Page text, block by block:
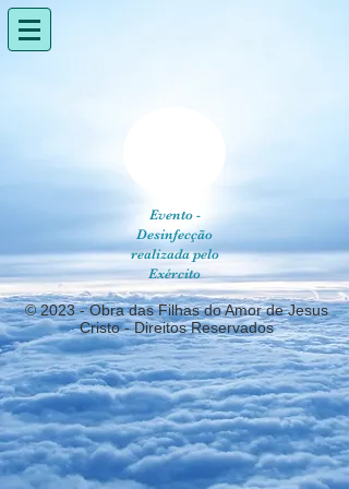
Evento -
Desinfecção
realizada pelo
Exército
© 2023 - Obra das Filhas do Amor de Jesus
Cristo - Direitos Reservados